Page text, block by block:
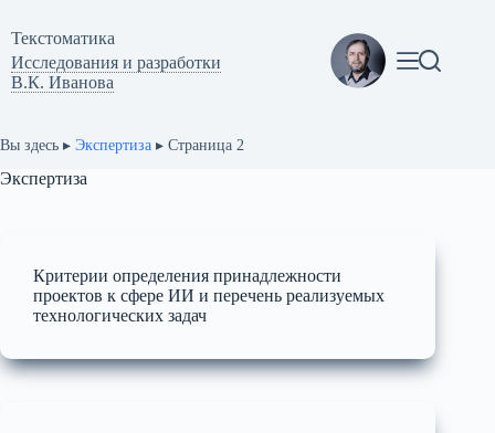
сути
Текстоматикa
Исследования и разработки
В.К. Иванова
Вы здесь ▸ Экспертиза ▸ Страница 2
Экспертиза
Критерии определения принадлежности
проектов к сфере ИИ и перечень реализуемых
технологических задач